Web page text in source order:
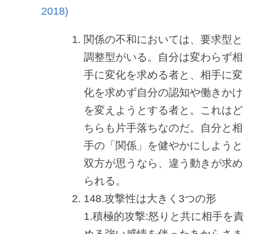
2018)
関係の不和においては、要求型と
調整型がいる。自分は変わらず相
手に変化を求める者と、相手に変
化を求めず自分の認知や働きかけ
を変えようとする者と。これはど
ちらも片手落ちなのだ。自分と相
手の「関係」を健やかにしようと
双方が思うなら、違う動きが求め
られる。
148.攻撃性は大きく3つの形
1.積極的攻撃:怒りと共に相手を責